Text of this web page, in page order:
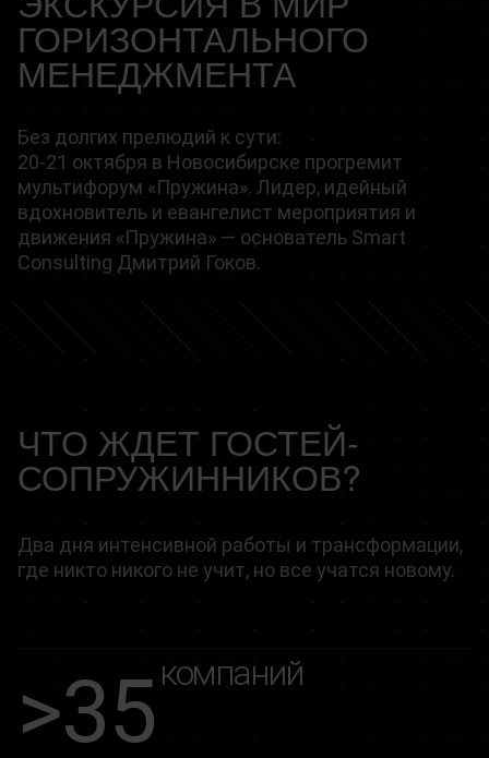
ГОРИЗОНТАЛЬНОГО
МЕНЕДЖМЕНТА
Без долгих прелюдий к сути:
20-21 октября в Новосибирске прогремит
мультифорум «Пружина». Лидер, идейный
вдохновитель и евангелист мероприятия и
движения «Пружина» — основатель Smart
Consulting Дмитрий Гоков.
ЧТО ЖДЕТ ГОСТЕЙ-
СОПРУЖИННИКОВ?
Два дня интенсивной работы и трансформации,
где никто никого не учит, но все учатся новому.
>35 компаний